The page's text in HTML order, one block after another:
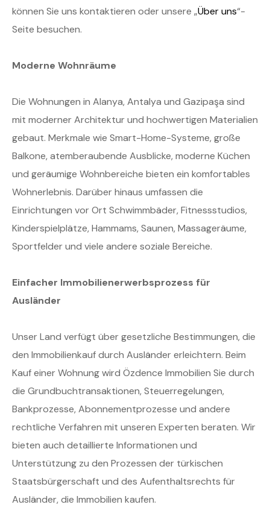
können Sie uns kontaktieren oder unsere „Über uns“-
Seite besuchen.
Moderne Wohnräume
Die Wohnungen in Alanya, Antalya und Gazipaşa sind
mit moderner Architektur und hochwertigen Materialien
gebaut. Merkmale wie Smart-Home-Systeme, große
Balkone, atemberaubende Ausblicke, moderne Küchen
und geräumige Wohnbereiche bieten ein komfortables
Wohnerlebnis. Darüber hinaus umfassen die
Einrichtungen vor Ort Schwimmbäder, Fitnessstudios,
Kinderspielplätze, Hammams, Saunen, Massageräume,
Sportfelder und viele andere soziale Bereiche.
Einfacher Immobilienerwerbsprozess für
Ausländer
Unser Land verfügt über gesetzliche Bestimmungen, die
den Immobilienkauf durch Ausländer erleichtern. Beim
Kauf einer Wohnung wird Özdence Immobilien Sie durch
die Grundbuchtransaktionen, Steuerregelungen,
Bankprozesse, Abonnementprozesse und andere
rechtliche Verfahren mit unseren Experten beraten. Wir
bieten auch detaillierte Informationen und
Unterstützung zu den Prozessen der türkischen
Staatsbürgerschaft und des Aufenthaltsrechts für
Ausländer, die Immobilien kaufen.